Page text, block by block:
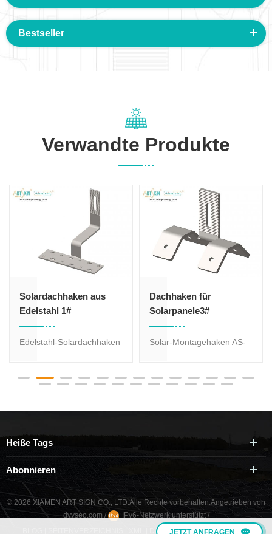
JETZT ANFRAGEN
Bestseller
Verwandte Produkte
Solardachhaken aus
Edelstahl 1#
Edelstahl-Solardachhaken
verschiedene Designs von
hochkorrosionsbeständige
Oberflächenbehandlung.
Dachhaken für
Solarpanele3#
Solar-Montagehaken AS-
Auswahl. Haken aus
Heiße Tags
Abonnieren
© 2026 XIAMEN ART SIGN CO., LTD.Alle Rechte vorbehalten. Angetrieben von
dyyseo.com / IPv6-Netzwerk unterstützt/
DATENSCHUTZERKLÄRUNG